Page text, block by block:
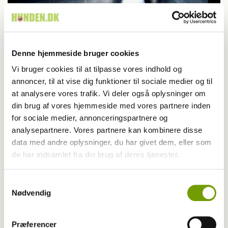
Denne hjemmeside bruger cookies
Vi bruger cookies til at tilpasse vores indhold og
annoncer, til at vise dig funktioner til sociale medier og til
at analysere vores trafik. Vi deler også oplysninger om
din brug af vores hjemmeside med vores partnere inden
for sociale medier, annonceringspartnere og
analysepartnere. Vores partnere kan kombinere disse
data med andre oplysninger, du har givet dem, eller som
de har indsamlet fra din brug af deres tjenester.
Nødvendig
Præferencer
Aktuelt